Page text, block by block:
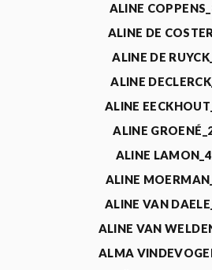
ALINE
ALINE DE
ALINE DE
ALINE
ALINE
ALINE
ALINE
ALINE
ALINE VAN
ALINE VAN
ALMA